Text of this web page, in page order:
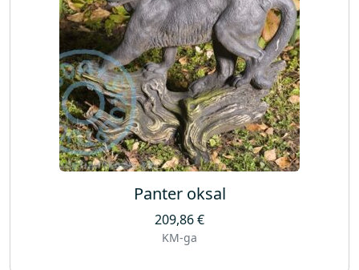
Panter oksal
209,86€
KM-ga